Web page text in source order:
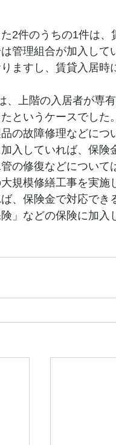
2件のうちの1件は、
管理組合が加入し
ますし、賃貸入居
上階の入居者が専
というケースでし
の故障修理などに
入していれば、保
の修復などについ
規模修繕工事を実
、保険金で対応で
険」などの保険に加